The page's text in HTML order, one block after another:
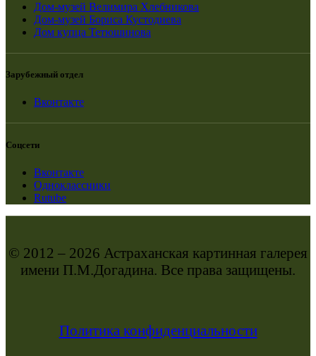
Дом-музей Велимира Хлебникова
Дом-музей Бориса Кустодиева
Дом купца Тетюшинова
Зарубежный отдел
Вконтакте
Соцсети
Вконтакте
Одноклассники
Rutube
© 2012 – 2026 Астраханская картинная галерея
имени П.М.Догадина. Все права защищены.
Политика конфиденциальности